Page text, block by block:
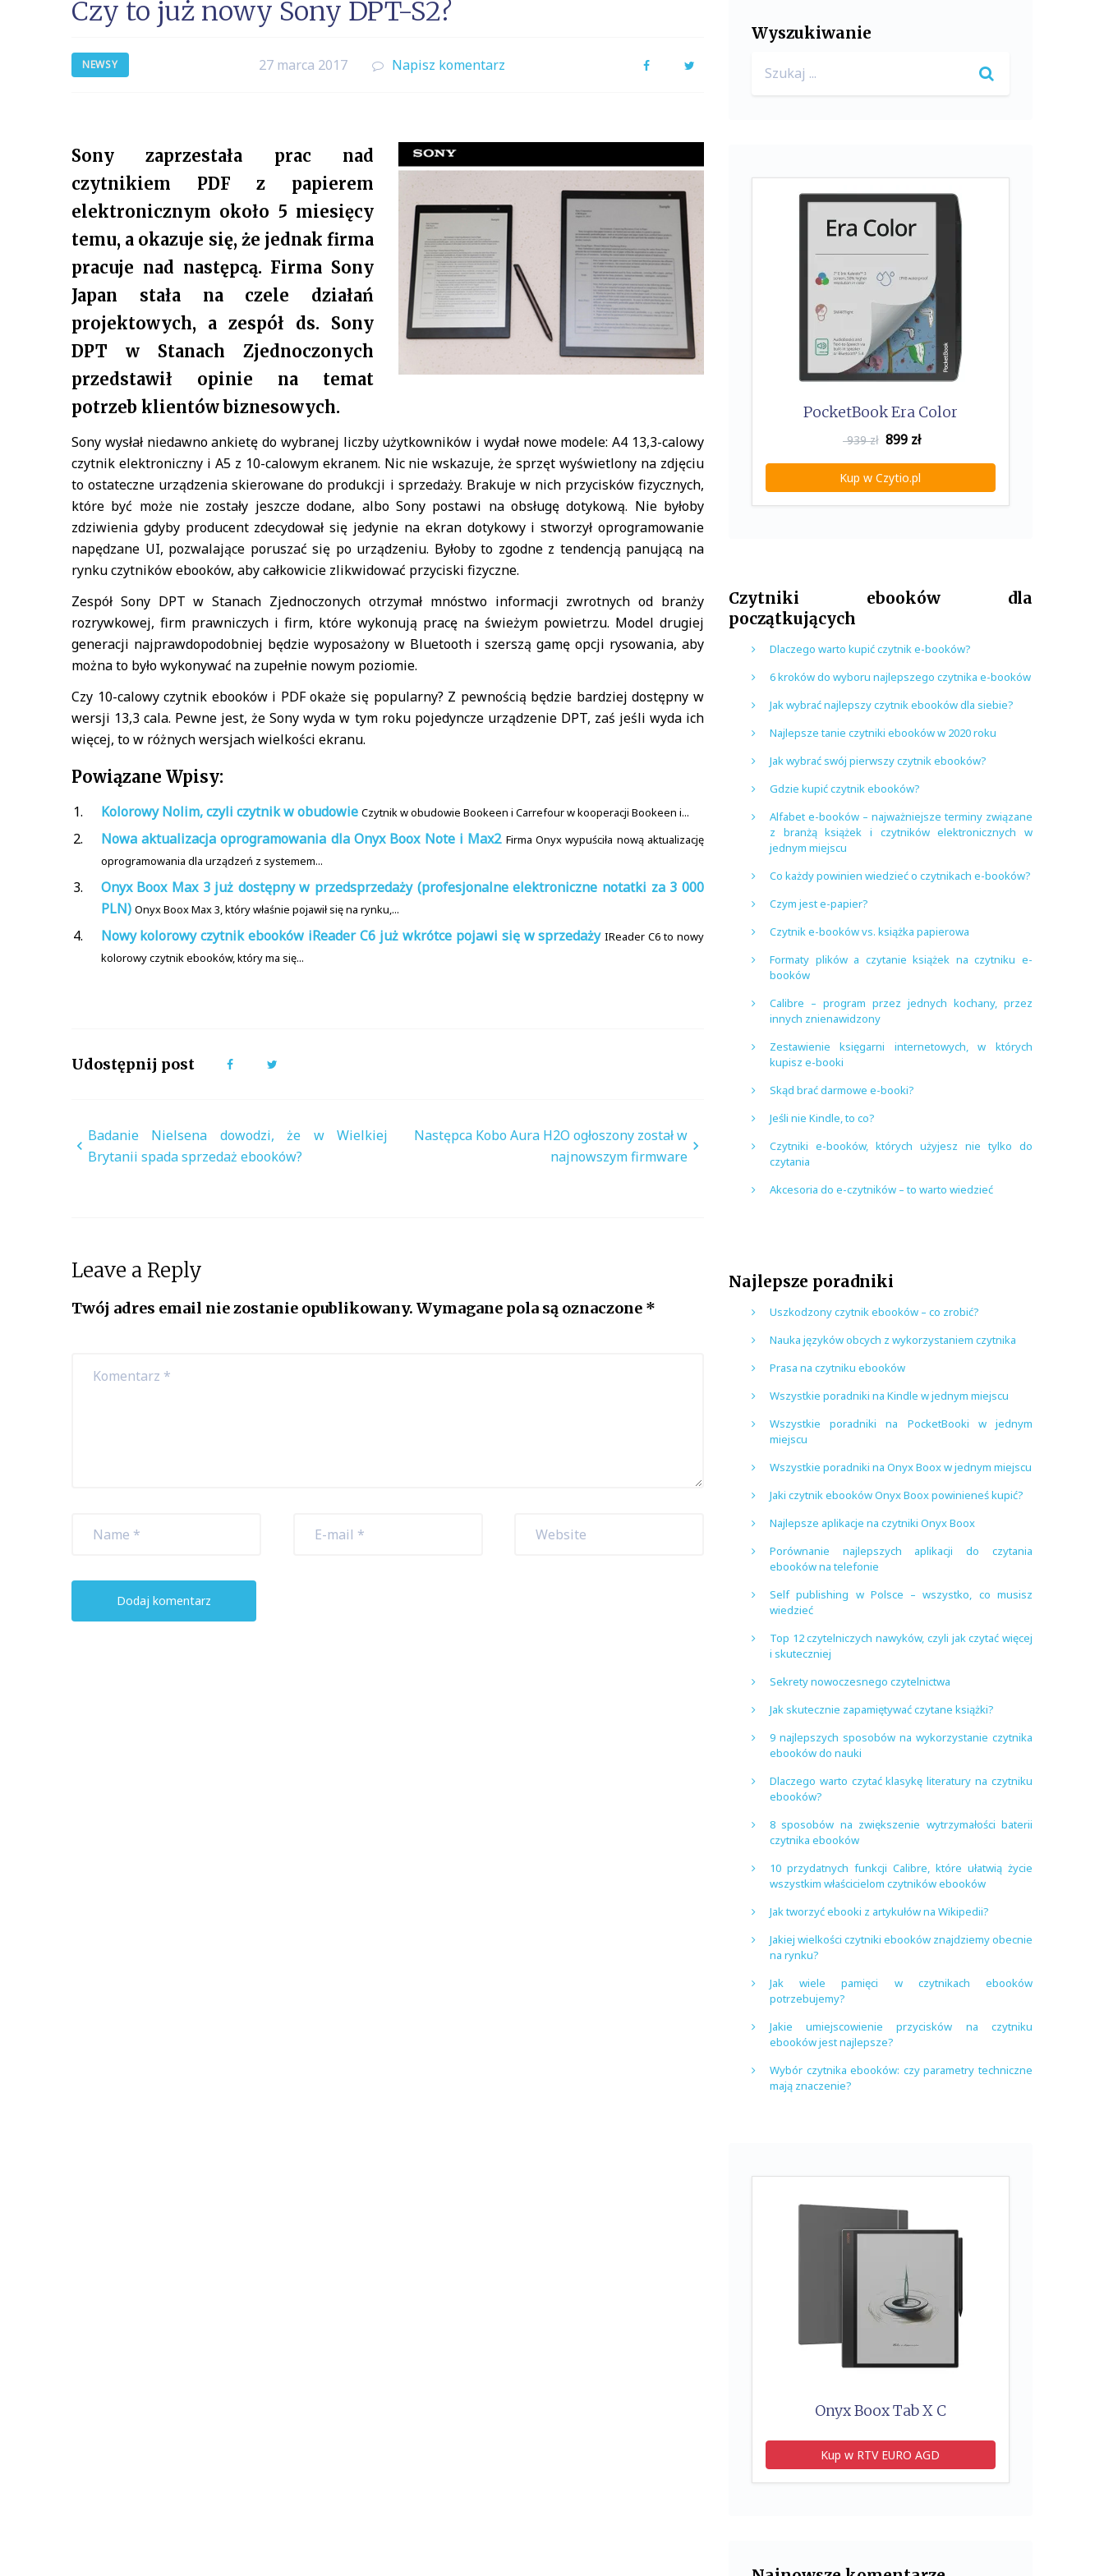
Czy to już nowy Sony DPT-S2?
NEWSY 27 marca 2017 Napisz komentarz FacebookTwitter
Sony zaprzestała prac nad
czytnikiem PDF z papierem
elektronicznym około 5 miesięcy
temu, a okazuje się, że jednak firma
pracuje nad następcą. Firma Sony
Japan stała na czele działań
projektowych, a zespół ds. Sony
DPT w Stanach Zjednoczonych
przedstawił opinie na temat
potrzeb klientów biznesowych.
Sony wysłał niedawno ankietę do wybranej liczby użytkowników i wydał nowe modele: A4 13,3-calowy
czytnik elektroniczny i A5 z 10-calowym ekranem. Nic nie wskazuje, że sprzęt wyświetlony na zdjęciu
to ostateczne urządzenia skierowane do produkcji i sprzedaży. Brakuje w nich przycisków fizycznych,
które być może nie zostały jeszcze dodane, albo Sony postawi na obsługę dotykową. Nie byłoby
zdziwienia gdyby producent zdecydował się jedynie na ekran dotykowy i stworzył oprogramowanie
napędzane UI, pozwalające poruszać się po urządzeniu. Byłoby to zgodne z tendencją panującą na
rynku czytników ebooków, aby całkowicie zlikwidować przyciski fizyczne.
Zespół Sony DPT w Stanach Zjednoczonych otrzymał mnóstwo informacji zwrotnych od branży
rozrywkowej, firm prawniczych i firm, które wykonują pracę na świeżym powietrzu. Model drugiej
generacji najprawdopodobniej będzie wyposażony w Bluetooth i szerszą gamę opcji rysowania, aby
można to było wykonywać na zupełnie nowym poziomie.
Czy 10-calowy czytnik ebooków i PDF okaże się popularny? Z pewnością będzie bardziej dostępny w
wersji 13,3 cala. Pewne jest, że Sony wyda w tym roku pojedyncze urządzenie DPT, zaś jeśli wyda ich
więcej, to w różnych wersjach wielkości ekranu.
Powiązane Wpisy:
Kolorowy Nolim, czyli czytnik w obudowie Czytnik w obudowie Bookeen i Carrefour w kooperacji Bookeen i...
Nowa aktualizacja oprogramowania dla Onyx Boox Note i Max2 Firma Onyx wypuściła nową aktualizację
oprogramowania dla urządzeń z systemem...
Onyx Boox Max 3 już dostępny w przedsprzedaży (profesjonalne elektroniczne notatki za 3 000
PLN) Onyx Boox Max 3, który właśnie pojawił się na rynku,...
Nowy kolorowy czytnik ebooków iReader C6 już wkrótce pojawi się w sprzedaży IReader C6 to nowy
kolorowy czytnik ebooków, który ma się...
Udostępnij post Facebook
Nawigacja
wpisu
Badanie Nielsena dowodzi, że w Wielkiej
Brytanii spada sprzedaż ebooków?
Następca Kobo Aura H2O ogłoszony został w
najnowszym firmware
Leave a Reply
Twój adres email nie zostanie opublikowany. Wymagane pola są oznaczone *
Wyszukiwanie
for:
PocketBook Era Color
939 zł 899zł
Kup w Czytio.pl
Czytniki ebooków dla
początkujących
Dlaczego warto kupić czytnik e-booków?
6 kroków do wyboru najlepszego czytnika e-booków
Jak wybrać najlepszy czytnik ebooków dla siebie?
Najlepsze tanie czytniki ebooków w 2020 roku
Jak wybrać swój pierwszy czytnik ebooków?
Gdzie kupić czytnik ebooków?
Alfabet e-booków – najważniejsze terminy związane
z branżą książek i czytników elektronicznych w
jednym miejscu
Co każdy powinien wiedzieć o czytnikach e-booków?
Czym jest e-papier?
Czytnik e-booków vs. książka papierowa
Formaty plików a czytanie książek na czytniku e-
booków
Calibre – program przez jednych kochany, przez
innych znienawidzony
Zestawienie księgarni internetowych, w których
kupisz e-booki
Skąd brać darmowe e-booki?
Jeśli nie Kindle, to co?
Czytniki e-booków, których użyjesz nie tylko do
czytania
Akcesoria do e-czytników – to warto wiedzieć
Najlepsze poradniki
Uszkodzony czytnik ebooków – co zrobić?
Nauka języków obcych z wykorzystaniem czytnika
Prasa na czytniku ebooków
Wszystkie poradniki na Kindle w jednym miejscu
Wszystkie poradniki na PocketBooki w jednym
miejscu
Wszystkie poradniki na Onyx Boox w jednym miejscu
Jaki czytnik ebooków Onyx Boox powinieneś kupić?
Najlepsze aplikacje na czytniki Onyx Boox
Porównanie najlepszych aplikacji do czytania
ebooków na telefonie
Self publishing w Polsce – wszystko, co musisz
wiedzieć
Top 12 czytelniczych nawyków, czyli jak czytać więcej
i skuteczniej
Sekrety nowoczesnego czytelnictwa
Jak skutecznie zapamiętywać czytane książki?
9 najlepszych sposobów na wykorzystanie czytnika
ebooków do nauki
Dlaczego warto czytać klasykę literatury na czytniku
ebooków?
8 sposobów na zwiększenie wytrzymałości baterii
czytnika ebooków
10 przydatnych funkcji Calibre, które ułatwią życie
wszystkim właścicielom czytników ebooków
Jak tworzyć ebooki z artykułów na Wikipedii?
Jakiej wielkości czytniki ebooków znajdziemy obecnie
na rynku?
Jak wiele pamięci w czytnikach ebooków
potrzebujemy?
Jakie umiejscowienie przycisków na czytniku
ebooków jest najlepsze?
Wybór czytnika ebooków: czy parametry techniczne
mają znaczenie?
Onyx Boox Tab X C
Kup w RTV EURO AGD